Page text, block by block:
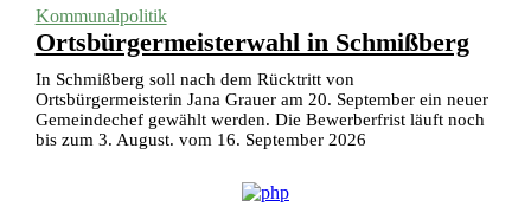
Kommunalpolitik
Ortsbürgermeisterwahl in Schmißberg
In Schmißberg soll nach dem Rücktritt von
Ortsbürgermeisterin Jana Grauer am 20. September ein neuer
Gemeindechef gewählt werden. Die Bewerberfrist läuft noch
bis zum 3. August. vom 16. September 2026